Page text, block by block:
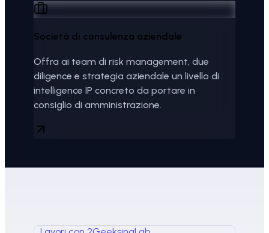
Società di consulenza aziendale
Offra ai team di risk management, due
diligence e strategia aziendale un livello di
intelligence IP concreto da portare in
consiglio di amministrazione.